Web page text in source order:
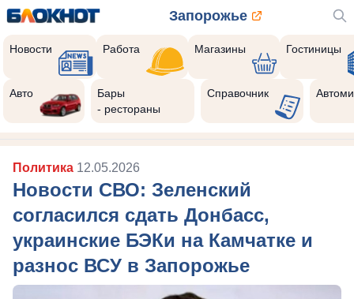
Запорожье
Новости Работа Магазины Гостиницы
Авто
Бары
- рестораны
Справочник
Политика 12.05.2026
Новости СВО: Зеленский
согласился сдать Донбасс,
украинские БЭКи на Камчатке и
разнос ВСУ в Запорожье